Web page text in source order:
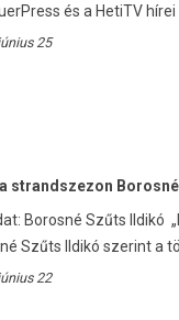
és a HetiTV hírei
25
a strandszezon
Borosné Szűts Ildikó
Szűts Ildikó szerint a
22